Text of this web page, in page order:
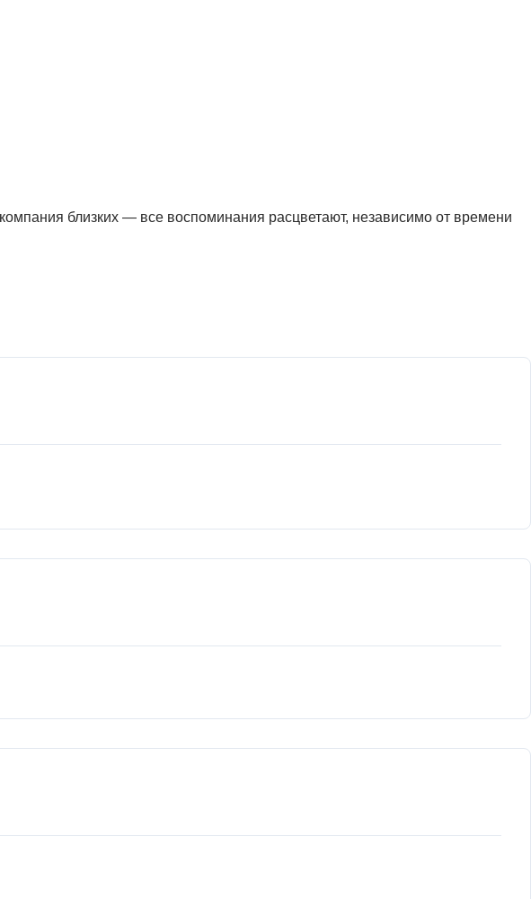
близких — все воспоминания расцветают, независимо от времени